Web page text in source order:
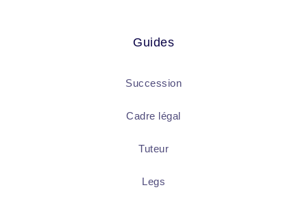
Guides
Succession
Cadre légal
Tuteur
Legs